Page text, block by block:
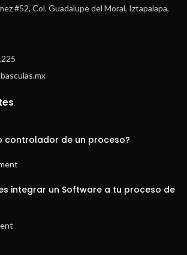
#52, Col. Guadalupe del Moral, Iztapalapa,
controlador de un proceso?
integrar un Software a tu proceso de